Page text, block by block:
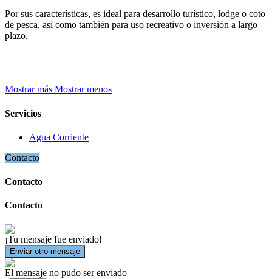
Por sus características, es ideal para desarrollo turístico, lodge o coto
de pesca, así como también para uso recreativo o inversión a largo
plazo.
Mostrar más Mostrar menos
Servicios
Agua Corriente
Contacto
Contacto
Contacto
¡Tu mensaje fue enviado!
Enviar otro mensaje
El mensaje no pudo ser enviado